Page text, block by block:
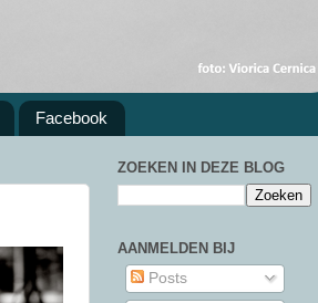
Facebook
ZOEKEN IN DEZE BLOG
AANMELDEN BIJ
Posts